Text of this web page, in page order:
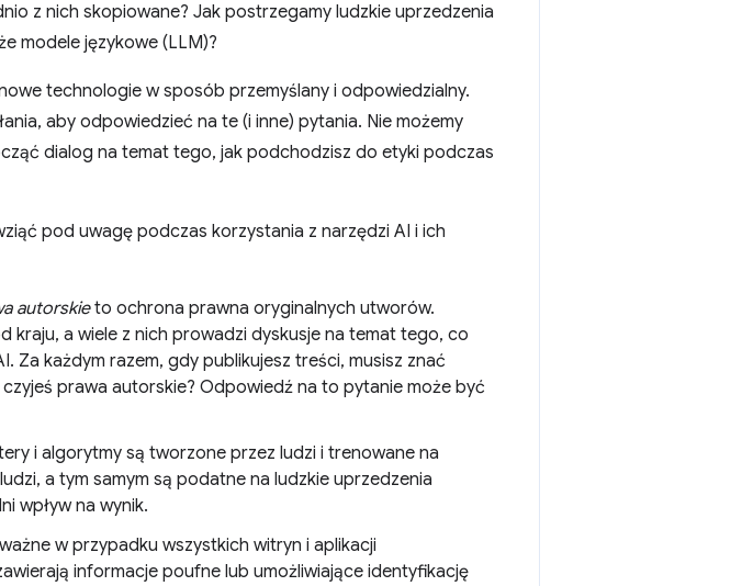
z nich skopiowane? Jak postrzegamy ludzkie uprzedzenia
modele językowe (LLM)?
technologie w sposób przemyślany i odpowiedzialny.
aby odpowiedzieć na te (i inne) pytania. Nie możemy
dialog na temat tego, jak podchodzisz do etyki podczas
pod uwagę podczas korzystania z narzędzi AI i ich
autorskieto ochrona prawna oryginalnych utworów.
kraju, a wiele z nich prowadzi dyskusje na temat tego, co
Za każdym razem, gdy publikujesz treści, musisz znać
prawa autorskie? Odpowiedź na to pytanie może być
i algorytmy są tworzone przez ludzi i trenowane na
a tym samym są podatne na ludzkie uprzedzenia
wpływ na wynik.
w przypadku wszystkich witryn i aplikacji
informacje poufne lub umożliwiające identyfikację